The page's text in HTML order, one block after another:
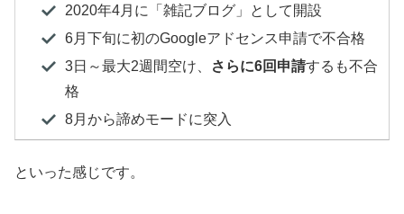
2020年4月に「雑記ブログ」として開設
6月下旬に初のGoogleアドセンス申請で不合格
3日～最大2週間空け、
さらに6回申請するも不合
格
8月から諦めモードに突入
といった感じです。